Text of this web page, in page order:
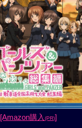
[Amazon購入(PR)]